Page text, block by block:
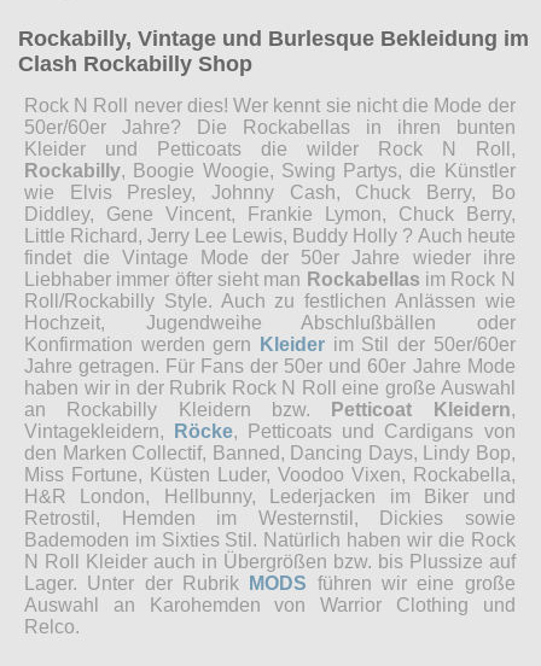
Rockabilly, Vintage und Burlesque Bekleidung im
Clash Rockabilly Shop
Rock N Roll never dies! Wer kennt sie nicht die Mode der
50er/60er Jahre? Die Rockabellas in ihren bunten
Kleider und Petticoats die wilder Rock N Roll,
Rockabilly, Boogie Woogie, Swing Partys, die Künstler
wie Elvis Presley, Johnny Cash, Chuck Berry, Bo
Diddley, Gene Vincent, Frankie Lymon, Chuck Berry,
Little Richard, Jerry Lee Lewis, Buddy Holly ? Auch heute
findet die Vintage Mode der 50er Jahre wieder ihre
Liebhaber immer öfter sieht man Rockabellas im Rock N
Roll/Rockabilly Style. Auch zu festlichen Anlässen wie
Hochzeit, Jugendweihe Abschlußbällen oder
Konfirmation werden gern
Kleiderim Stil der 50er/60er
Jahre getragen. Für Fans der 50er und 60er Jahre Mode
haben wir in der Rubrik Rock N Roll eine große Auswahl
an Rockabilly Kleidern bzw.
Petticoat Kleidern,
Vintagekleidern,
Röcke, Petticoats und Cardigans von
den Marken Collectif, Banned, Dancing Days, Lindy Bop,
Miss Fortune, Küsten Luder, Voodoo Vixen, Rockabella,
H&R London, Hellbunny, Lederjacken im Biker und
Retrostil, Hemden im Westernstil, Dickies sowie
Bademoden im Sixties Stil. Natürlich haben wir die Rock
N Roll Kleider auch in Übergrößen bzw. bis Plussize auf
Lager. Unter der Rubrik
MODS führen wir eine große
Auswahl an Karohemden von Warrior Clothing und
Relco.